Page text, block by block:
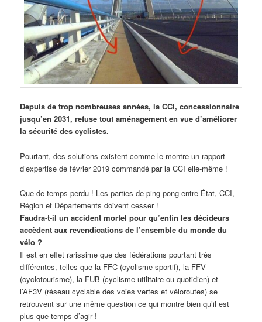
Depuis de trop nombreuses années, la CCI, concessionnaire
jusqu’en 2031, refuse tout aménagement en vue d’améliorer
la sécurité des cyclistes.
Pourtant, des solutions existent comme le montre un rapport
d’expertise de février 2019 commandé par la CCI elle-même !
Que de temps perdu ! Les parties de ping-pong entre État, CCI,
Région et Départements doivent cesser !
Faudra-t-il un accident mortel pour qu’enfin les décideurs
accèdent aux revendications de l’ensemble du monde du
vélo ?
Il est en effet rarissime que des fédérations pourtant très
différentes, telles que la FFC (cyclisme sportif), la FFV
(cyclotourisme), la FUB (cyclisme utilitaire ou quotidien) et
l’AF3V (réseau cyclable des voies vertes et véloroutes) se
retrouvent sur une même question ce qui montre bien qu’il est
plus que temps d’agir !